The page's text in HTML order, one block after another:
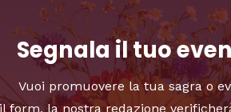
Segnala il tuo
Vuoi promuovere la tua sagra o
form, la nostra redazione